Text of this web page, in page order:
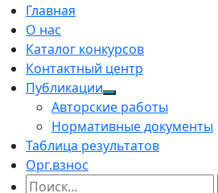
Главная
О нас
Каталог конкурсов
Контактный центр
Публикации
Авторские работы
Нормативные документы
Таблица результатов
Орг.взнос
Найти: